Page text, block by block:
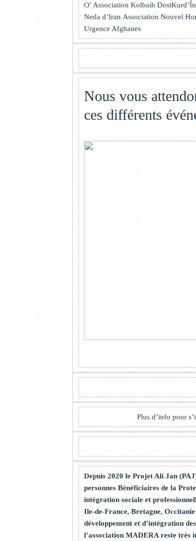
O’ Association Kolbaih Dost
Neda d’Iran Association Nouvel
Urgence Afghanes
Nous vous
ces différents
Plus d’info pour
Depuis 2020 le Projet Ali Jan
personnes Bénéficiaires de la
intégration sociale et
Ile-de-France, Bretagne,
développement et d’intégration
l’association MADERA reste très